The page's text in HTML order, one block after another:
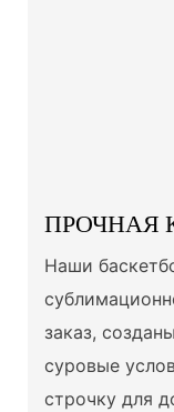
ПРОЧНАЯ
Наши
заказ,
суровые
строчку для